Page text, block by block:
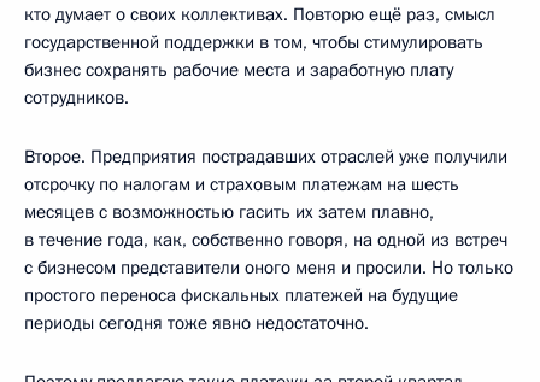
кто думает о своих коллективах. Повторю ещё раз, смысл
государственной поддержки в том, чтобы стимулировать
бизнес сохранять рабочие места и заработную плату
сотрудников.
Второе. Предприятия пострадавших отраслей уже получили
отсрочку по налогам и страховым платежам на шесть
месяцев с возможностью гасить их затем плавно,
в течение года, как, собственно говоря, на одной из встреч
с бизнесом представители оного меня и просили. Но только
простого переноса фискальных платежей на будущие
периоды сегодня тоже явно недостаточно.